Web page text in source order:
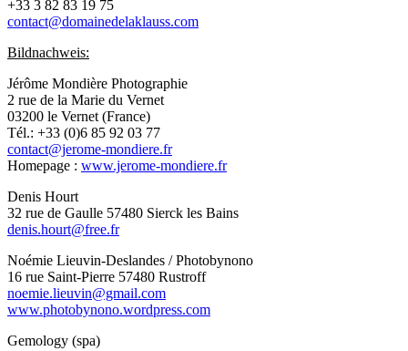
+33 3 82 83 19 75
contact@domainedelaklauss.com
Bildnachweis:
Jérôme Mondière Photographie
2 rue de la Marie du Vernet
03200 le Vernet (France)
Tél.: +33 (0)6 85 92 03 77
contact@jerome-mondiere.fr
Homepage : www.jerome-mondiere.fr
Denis Hourt
32 rue de Gaulle 57480 Sierck les Bains
denis.hourt@free.fr
Noémie Lieuvin-Deslandes / Photobynono
16 rue Saint-Pierre 57480 Rustroff
noemie.lieuvin@gmail.com
www.photobynono.wordpress.com
Gemology (spa)